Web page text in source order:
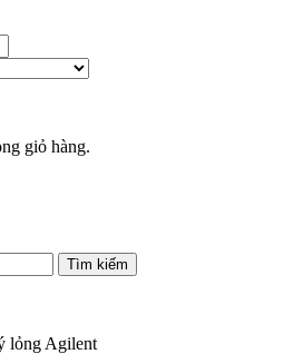
giỏ hàng.
Tìm kiếm
lỏng Agilent